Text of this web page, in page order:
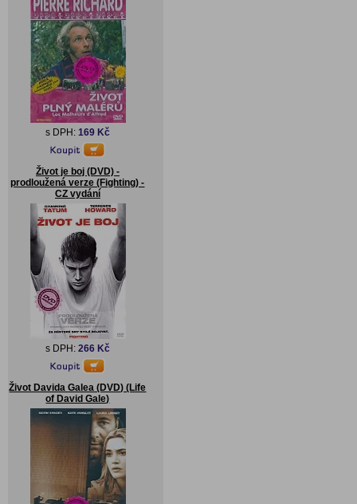
s DPH: 169 Kč
Život je boj (DVD) -
prodloužená verze (Fighting) -
CZ vydání
s DPH: 266 Kč
Život Davida Galea (DVD) (Life
of David Gale)